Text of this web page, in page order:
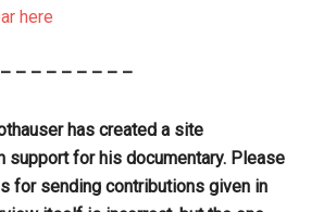
here
– – – – – – – –
has created a site
support for his documentary. Please
for sending contributions given in